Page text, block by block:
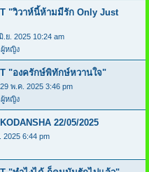
"วิวาห์นี้ห้ามมีรัก Only Just
.ย. 2025 10:24 am
หญิง
"องครักษ์พิทักษ์หวานใจ"
พ.ค. 2025 3:46 pm
หญิง
22/05/2025
6:44 pm